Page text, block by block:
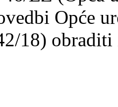
Opće
18)